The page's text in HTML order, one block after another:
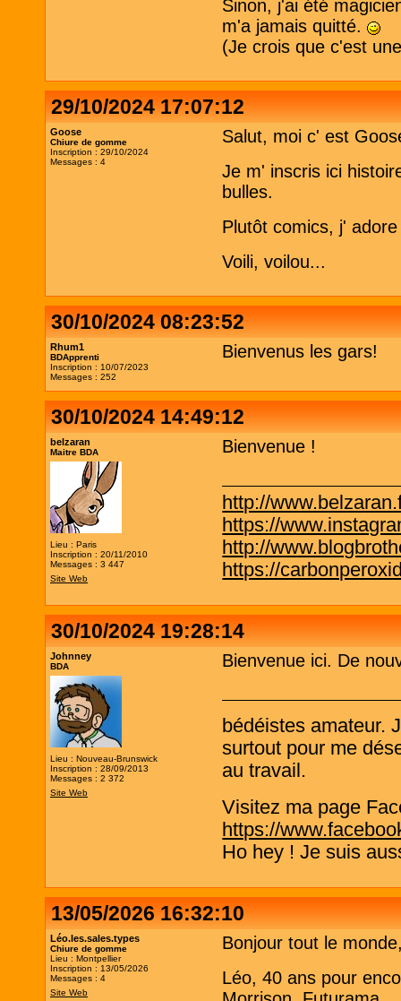
Sinon, j'ai été
m'a jamais quitté.
(Je crois que c'est
29/10/2024 17:07:12
Goose
Chiure de gomme
Inscription : 29/10/2024
Messages : 4
Salut, moi c' est
Je m' inscris ici
bulles.
Plutôt comics, j'
Voili, voilou...
30/10/2024 08:23:52
Rhum1
BDApprenti
Inscription : 10/07/2023
Messages : 252
Bienvenus les gars!
30/10/2024 14:49:12
belzaran
Maitre BDA
Lieu : Paris
Inscription : 20/11/2010
Messages : 3 447
Site Web
Bienvenue !
http://
https://
http://
https://
30/10/2024 19:28:14
Johnney
BDA
Lieu : Nouveau-Brunswick
Inscription : 28/09/2013
Messages : 2 372
Site Web
Bienvenue ici. De
bédéistes amateur.
surtout pour me
au travail.
Visitez ma page
https://
Ho hey ! Je suis
13/05/2026 16:32:10
Léo.les.sales.types
Chiure de gomme
Lieu : Montpellier
Inscription : 13/05/2026
Messages : 4
Site Web
Bonjour tout le
Léo, 40 ans pour